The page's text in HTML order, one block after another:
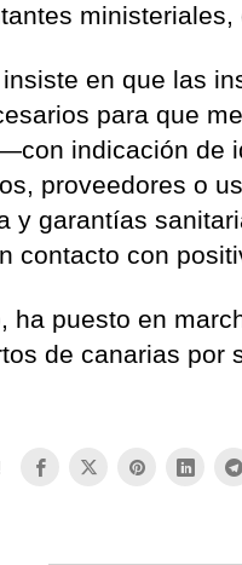
en que las
para que
indicación de
proveedores o
y garantías
contacto con
ha puesto en
de canarias por